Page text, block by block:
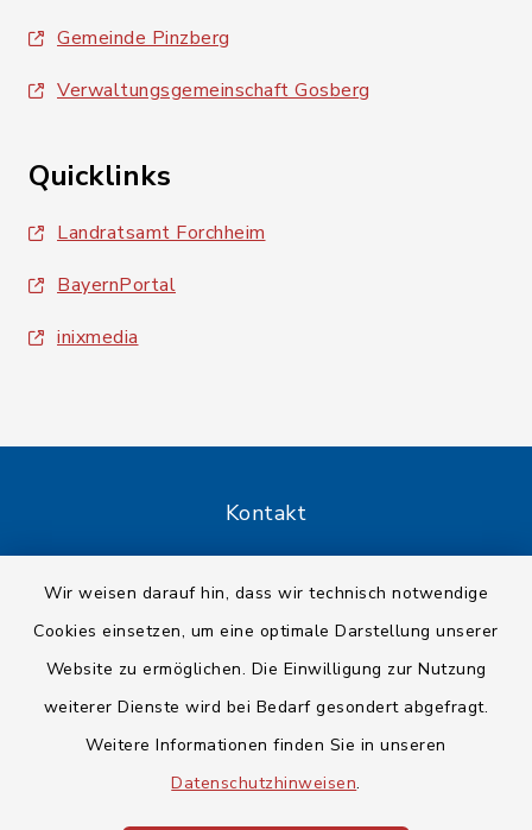
Wir weisen darauf hin, dass wir technisch notwendige
Cookies einsetzen, um eine optimale Darstellung unserer
Website zu ermöglichen. Die Einwilligung zur Nutzung
weiterer Dienste wird bei Bedarf gesondert abgefragt.
Weitere Informationen finden Sie in unseren
Datenschutzhinweisen.
Gemeinde Pinzberg
Verwaltungsgemeinschaft Gosberg
Quicklinks
Landratsamt Forchheim
BayernPortal
inixmedia
Kontakt
Datenschutz
Impressum
Sitemap
Cookie-Einstellungen